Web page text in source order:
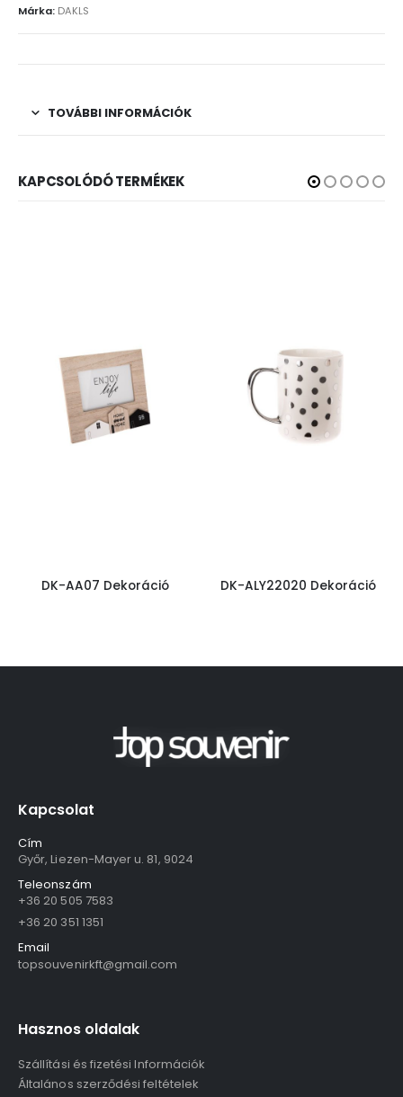
Márka: DAKLS
TOVÁBBI INFORMÁCIÓK
KAPCSOLÓDÓ TERMÉKEK
DK-AA07 Dekoráció DK-ALY22020 Dekoráció
Kapcsolat
Cím
Győr, Liezen-Mayer u. 81, 9024
Teleonszám
+36 20 505 7583
+36 20 351 1351
Email
topsouvenirkft@gmail.com
Hasznos oldalak
Szállítási és fizetési Információk
Általános szerződési feltételek